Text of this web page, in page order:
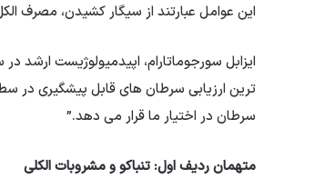
این عوامل عبارتند از سیگار کشیدن، مصرف
ایزابل سورجوماتارام، اپیدمیولوژیست
ترین ارزیابی سرطان های قابل پیشگیری در
سرطان در اختیار ما قرار می دهد.”
متهمان ردیف اول: تنباکو و مشروبات الکلی